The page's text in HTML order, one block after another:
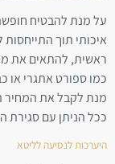
על מנת להבטיח
איכותי תוך
ראשית, להתאים את
כמו ספורט אתגרי או
מנת לקבל את המחיר
ככל הניתן עם סגירת
היערכות לנסיעה לליטא